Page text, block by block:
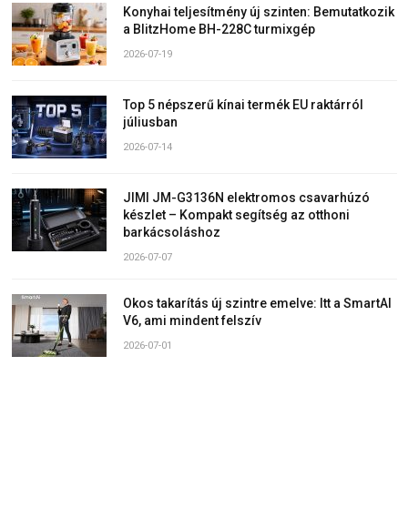
Konyhai teljesítmény új szinten: Bemutatkozik
a BlitzHome BH-228C turmixgép
2026-07-19
Top 5 népszerű kínai termék EU raktárról
júliusban
2026-07-14
JIMI JM-G3136N elektromos csavarhúzó
készlet – Kompakt segítség az otthoni
barkácsoláshoz
2026-07-07
Okos takarítás új szintre emelve: Itt a SmartAI
V6, ami mindent felszív
2026-07-01